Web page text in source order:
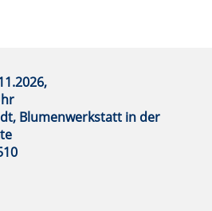
Blumenwerkstatt in der